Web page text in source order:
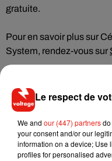
gratuite.
Pour en savoir plus sur
System, rendez-vous sur
Musique
Le respect de
We and our (447) partners
your consent and/or our
information on a device; Use
profiles for personalised